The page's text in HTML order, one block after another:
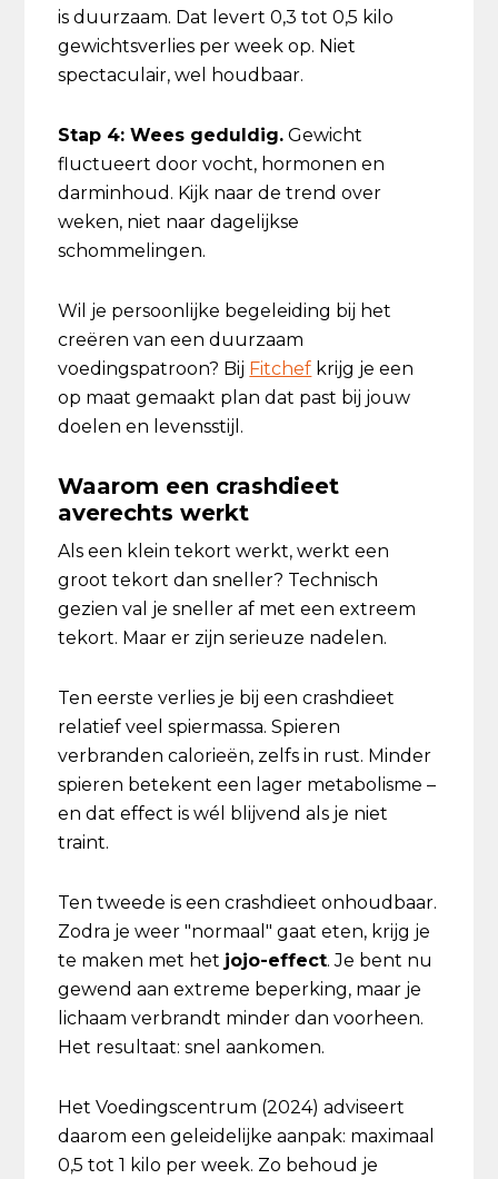
is duurzaam. Dat levert 0,3 tot 0,5 kilo
gewichtsverlies per week op. Niet
spectaculair, wel houdbaar.
Stap 4: Wees geduldig. Gewicht
fluctueert door vocht, hormonen en
darminhoud. Kijk naar de trend over
weken, niet naar dagelijkse
schommelingen.
Wil je persoonlijke begeleiding bij het
creëren van een duurzaam
voedingspatroon? Bij Fitchef krijg je een
op maat gemaakt plan dat past bij jouw
doelen en levensstijl.
Waarom een crashdieet
averechts werkt
Als een klein tekort werkt, werkt een
groot tekort dan sneller? Technisch
gezien val je sneller af met een extreem
tekort. Maar er zijn serieuze nadelen.
Ten eerste verlies je bij een crashdieet
relatief veel spiermassa. Spieren
verbranden calorieën, zelfs in rust. Minder
spieren betekent een lager metabolisme –
en dat effect is wél blijvend als je niet
traint.
Ten tweede is een crashdieet onhoudbaar.
Zodra je weer "normaal" gaat eten, krijg je
te maken met het jojo-effect. Je bent nu
gewend aan extreme beperking, maar je
lichaam verbrandt minder dan voorheen.
Het resultaat: snel aankomen.
Het Voedingscentrum (2024) adviseert
daarom een geleidelijke aanpak: maximaal
0,5 tot 1 kilo per week. Zo behoud je